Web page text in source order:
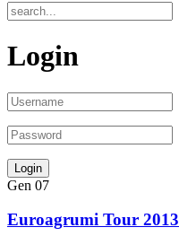
Login
Gen 07
Euroagrumi Tour 2013